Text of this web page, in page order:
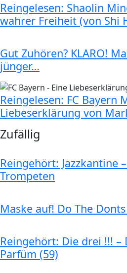
Reingelesen: Shaolin
wahrer Freiheit (von Shi
Gut Zuhören? KLARO!
jünger…
Reingelesen: FC Bayern
Liebeserklärung von
Zufällig
Reingehört: Jazzkantine
Trompeten
Maske auf! Do The
Reingehört: Die drei !!! –
Parfüm (59)